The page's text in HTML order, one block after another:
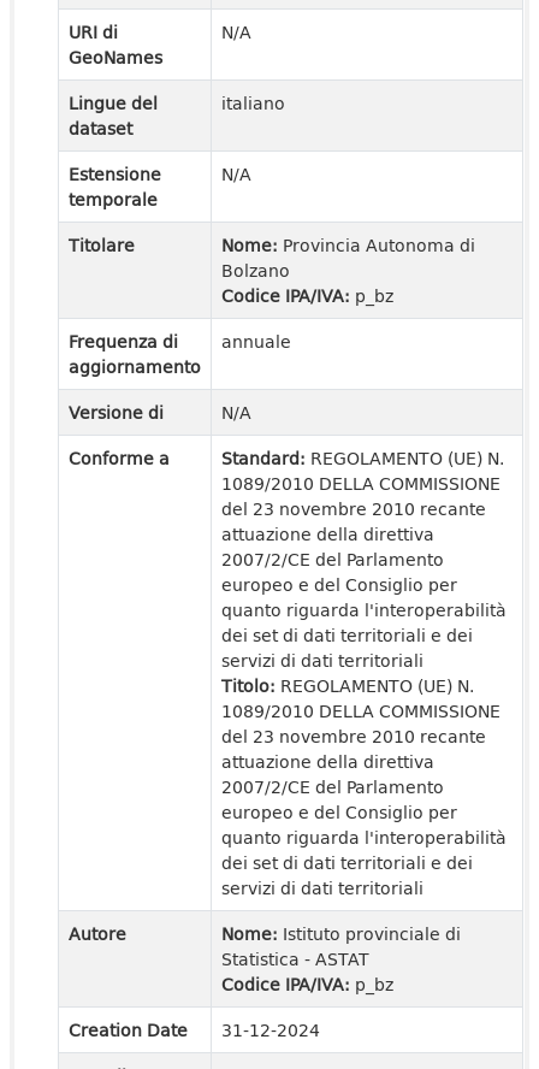
URI di
GeoNames
N/A
Lingue del
dataset
italiano
Estensione
temporale
N/A
Titolare Nome: Provincia Autonoma di
Bolzano
Codice IPA/IVA: p_bz
Frequenza di
aggiornamento
annuale
Versione di
N/A
Conforme a
Standard: REGOLAMENTO (UE) N.
1089/2010 DELLA COMMISSIONE
del 23 novembre 2010 recante
attuazione della direttiva
2007/2/CE del Parlamento
europeo e del Consiglio per
quanto riguarda l'interoperabilità
dei set di dati territoriali e dei
servizi di dati territoriali
Titolo: REGOLAMENTO (UE) N.
1089/2010 DELLA COMMISSIONE
del 23 novembre 2010 recante
attuazione della direttiva
2007/2/CE del Parlamento
europeo e del Consiglio per
quanto riguarda l'interoperabilità
dei set di dati territoriali e dei
servizi di dati territoriali
Autore
Nome: Istituto provinciale di
Statistica - ASTAT
Codice IPA/IVA: p_bz
Creation Date
31-12-2024